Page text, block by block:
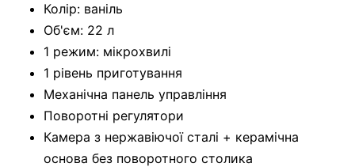
Колір: ваніль
Об'єм: 22 л
1 режим: мікрохвилі
1 рівень приготування
Механічна панель управління
Поворотні регулятори
Камера з нержавіючої сталі + керамічна
основа без поворотного столика